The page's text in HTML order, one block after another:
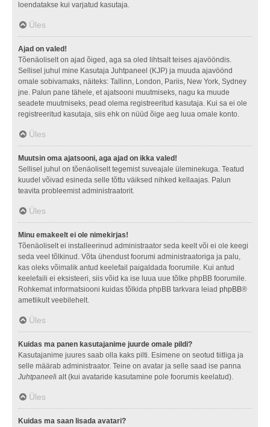
loendatakse kui varjatud kasutaja.
Üles
Ajad on valed!
Tõenäoliselt on ajad õiged, aga sa oled lihtsalt teises ajavööndis.
Sellisel juhul mine Kasutaja Juhtpaneel (KJP) ja muuda ajavöönd
omale sobivamaks, näiteks: Tallinn, London, Pariis, New York, Sydney
jne. Palun pane tähele, et ajatsooni muutmiseks, nagu ka muude
seadete muutmiseks, pead olema registreeritud kasutaja. Kui sa ei ole
registreeritud kasutaja, siis ehk on nüüd õige aeg luua omale konto.
Üles
Muutsin oma ajatsooni, aga ajad on ikka valed!
Sellisel juhul on tõenäoliselt tegemist suveajale üleminekuga. Teatud
kuudel võivad esineda selle tõttu väiksed nihked kellaajas. Palun
teavita probleemist administraatorit.
Üles
Minu emakeelt ei ole nimekirjas!
Tõenäoliselt ei installeerinud administraator seda keelt või ei ole keegi
seda veel tõlkinud. Võta ühendust foorumi administraatoriga ja palu,
kas oleks võimalik antud keelefail paigaldada foorumile. Kui antud
keelefaili ei eksisteeri, siis võid ka ise luua uue tõlke phpBB foorumile.
Rohkemat informatsiooni kuidas tõlkida phpBB tarkvara leiad phpBB®
ametlikult veebilehelt.
Üles
Kuidas ma panen kasutajanime juurde omale pildi?
Kasutajanime juures saab olla kaks pilti. Esimene on seotud tiitliga ja
selle määrab administraator. Teine on avatar ja selle saad ise panna
Juhtpaneeli alt (kui avataride kasutamine pole foorumis keelatud).
Üles
Kuidas ma saan lisada avatari?